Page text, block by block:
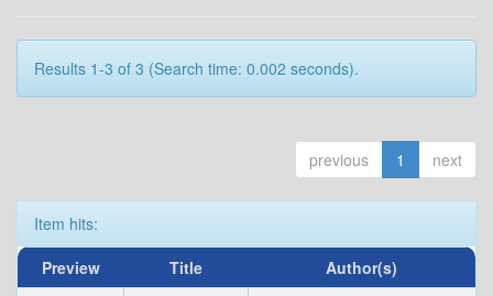
Results 1-3 of 3 (Search time: 0.002 seconds).
previous 1 next
Item hits:
Preview
Title
Author(s)